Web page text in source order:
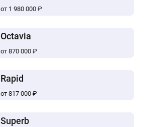
от 1 980 000 ₽
Octavia
от 870 000 ₽
Rapid
от 817 000 ₽
Superb